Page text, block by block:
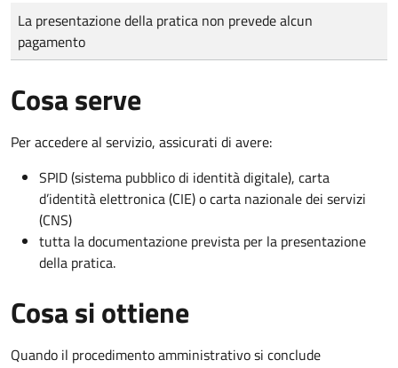
Tipo di pagamento
Importo
La presentazione della pratica non prevede alcun
pagamento
Cosa serve
Per accedere al servizio, assicurati di avere:
SPID (sistema pubblico di identità digitale), carta
d’identità elettronica (CIE) o carta nazionale dei servizi
(CNS)
tutta la documentazione prevista per la presentazione
della pratica.
Cosa si ottiene
Quando il procedimento amministrativo si conclude